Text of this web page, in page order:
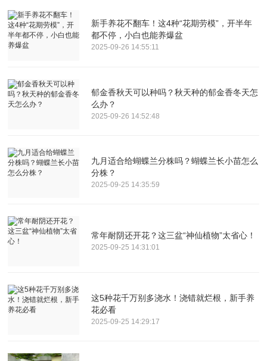
新手养花不翻车！这4种“花期劳模”，开半年
都不停，小白也能养爆盆
2025-09-26 14:55:11
郁金香秋天可以种吗？秋天种的郁金香冬天怎
么办？
2025-09-26 14:52:48
九月适合给蝴蝶兰分株吗？蝴蝶兰长小苗怎么
分株？
2025-09-25 14:35:59
常年耐阴还开花？这三盆“神仙植物”太省心！
2025-09-25 14:31:01
这5种花千万别多浇水！浇错就烂根，新手养
花必看
2025-09-25 14:29:17